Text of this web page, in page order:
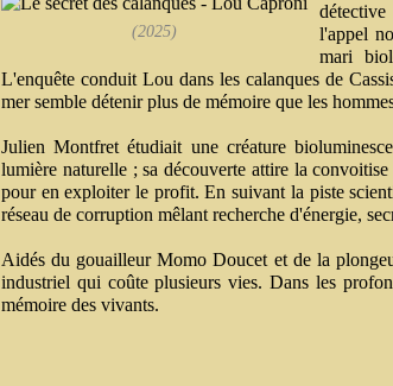
(2025)
l'appel
mari
L'enquête conduit Lou dans les calanques de
mer semble détenir plus de mémoire que les
Julien Montfret étudiait une créature
lumière naturelle ; sa découverte attire la
pour en exploiter le profit. En suivant la piste
réseau de corruption mêlant recherche d'énergie,
Aidés du gouailleur Momo Doucet et de la
industriel qui coûte plusieurs vies. Dans les
mémoire des vivants.